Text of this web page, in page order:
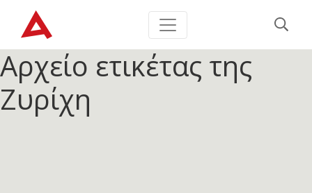
Αρχείο ετικέτας της
Ζυρίχη